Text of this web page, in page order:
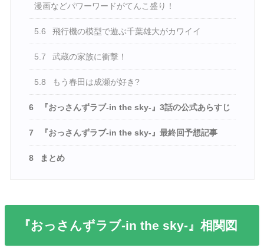
漫画などパワーワードがてんこ盛り！
5.6 飛行機の模型で遊ぶ千葉雄大がカワイイ
5.7 武蔵の家族に衝撃！
5.8 もう春田は成瀬が好き?
6 『おっさんずラブ-in the sky-』3話の公式あらすじ
7 『おっさんずラブ-in the sky-』最終回予想記事
8 まとめ
『おっさんずラブ-in the sky-』相関図